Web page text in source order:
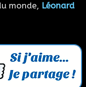
monde, Léonard